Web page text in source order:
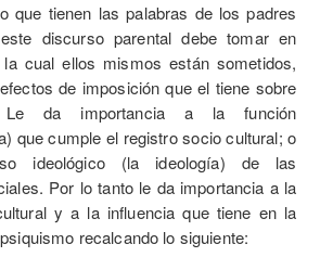
que tienen las palabras de los padres
discurso parental debe tomar en
cual ellos mismos están sometidos,
de imposición que el tiene sobre
da importancia a la función
que cumple el registro socio cultural; o
ideológico (la ideología) de las
Por lo tanto le da importancia a la
y a la influencia que tiene en la
recalcando lo siguiente: